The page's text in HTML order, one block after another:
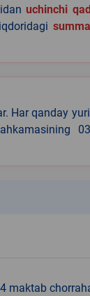
uchinchi
Har qanday
maktab